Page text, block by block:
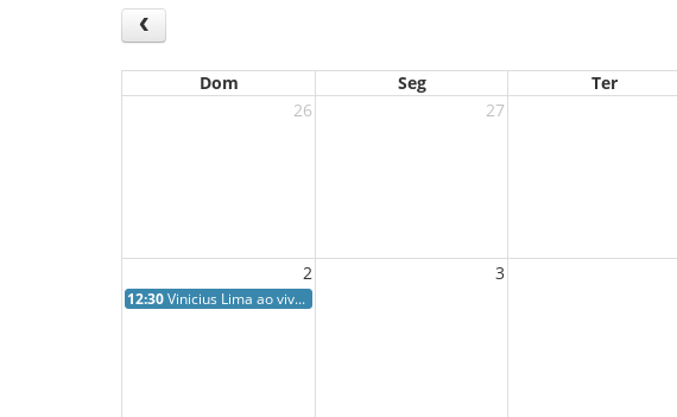
Dom Seg Ter
26
27
2 3
12:30Vinicius Lima ao viv...